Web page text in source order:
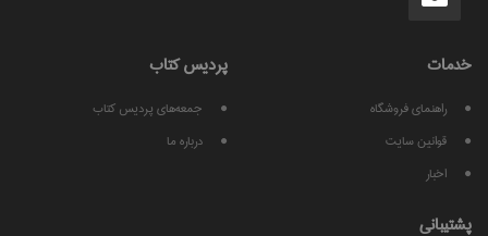
خدمات
راهنمای فروشگاه
قوانين سايت
اخبار
پرديس كتاب
جمعه‌های پردیس کتاب
درباره ما
پشتيبانی